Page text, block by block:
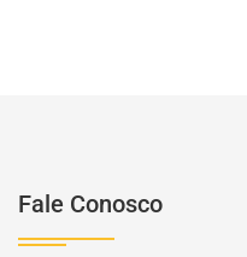
Fale Conosco